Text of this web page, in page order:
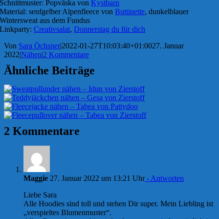
Schnittmuster: Popväska vonKystbarn
Material: senfgelber Alpenfleece vonButtinette, dunkelblauer
Wintersweat aus dem Fundus
Linkparty:Creativsalat,Donnerstag du für dich
Von Sara Öchsner|2022-01-27T10:03:40+01:0027. Januar
2022|Nähen|2 Kommentare
Ähnliche Beiträge
2 Kommentare
Maggie 27. Januar 2022 um 13:21 Uhr- Antworten
Liebe Sara
Alle Hoodies sind toll und stehen Dir super. Mein Liebling ist
„verspieltes Blumenmuster“.